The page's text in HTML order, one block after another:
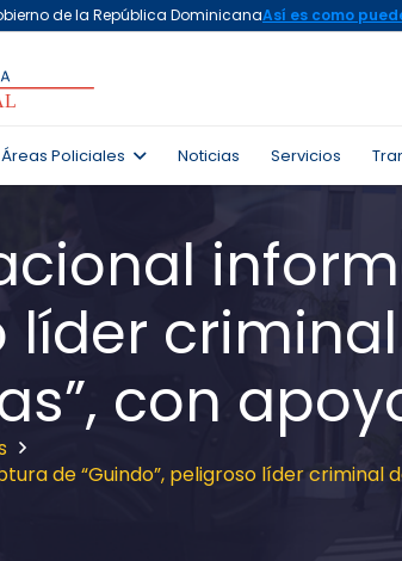
Áreas Policiales Noticias Servicios
con
de “Guindo”, peligroso líder criminal